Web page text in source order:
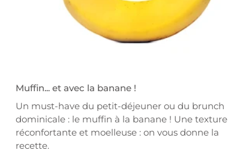
Muffin... et avec la banane !
Un must-have du petit-déjeuner ou du brunch
dominicale : le muffin à la banane ! Une texture
réconfortante et moelleuse : on vous donne la
recette.